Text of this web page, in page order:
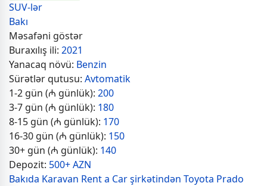
SUV-lər
Bakı
Məsafəni göstər
Buraxılış ili: 2021
Yanacaq növü: Benzin
Sürətlər qutusu: Avtomatik
1-2 gün (₼ günlük): 200
3-7 gün (₼ günlük): 180
8-15 gün (₼ günlük): 170
16-30 gün (₼ günlük): 150
30+ gün (₼ günlük): 140
Depozit: 500+ AZN
Bakıda Karavan Rent a Car şirkətindən Toyota Prado